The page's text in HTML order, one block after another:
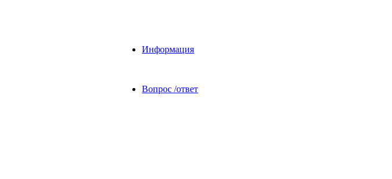
Информация
Вопрос /ответ